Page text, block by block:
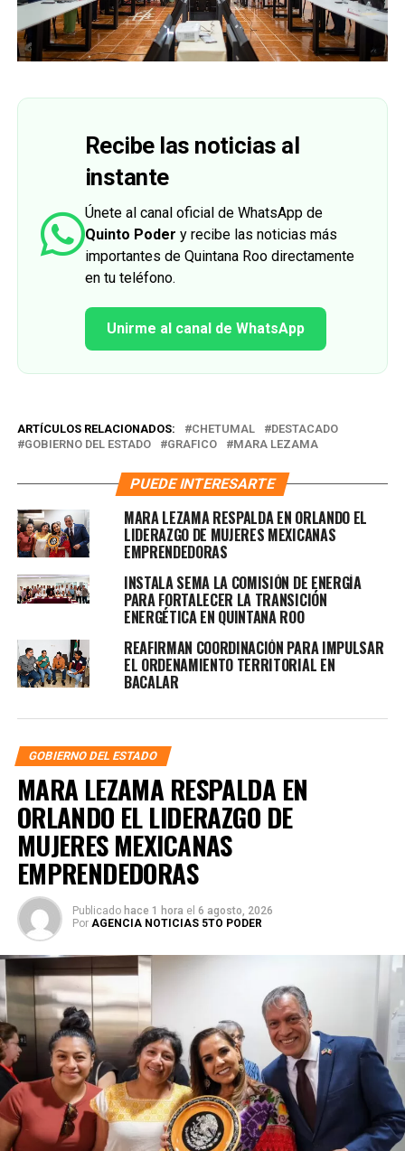
Recibe las noticias al
instante
Únete al canal oficial de WhatsApp de
Quinto Poder y recibe las noticias más
importantes de Quintana Roo directamente
en tu teléfono.
Unirme al canal de WhatsApp
ARTÍCULOS RELACIONADOS: CHETUMAL
DESTACADO
GOBIERNO DEL ESTADO
GRAFICO MARA LEZAMA
PUEDE INTERESARTE
MARA LEZAMA RESPALDA EN ORLANDO EL
LIDERAZGO DE MUJERES MEXICANAS
EMPRENDEDORAS
INSTALA SEMA LA COMISIÓN DE ENERGÍA
PARA FORTALECER LA TRANSICIÓN
ENERGÉTICA EN QUINTANA ROO
REAFIRMAN COORDINACIÓN PARA IMPULSAR
EL ORDENAMIENTO TERRITORIAL EN
BACALAR
GOBIERNO DEL ESTADO
MARA LEZAMA RESPALDA EN
ORLANDO EL LIDERAZGO DE
MUJERES MEXICANAS
EMPRENDEDORAS
Publicado hace 1 hora el 6 agosto, 2026
Por AGENCIA NOTICIAS 5TO PODER